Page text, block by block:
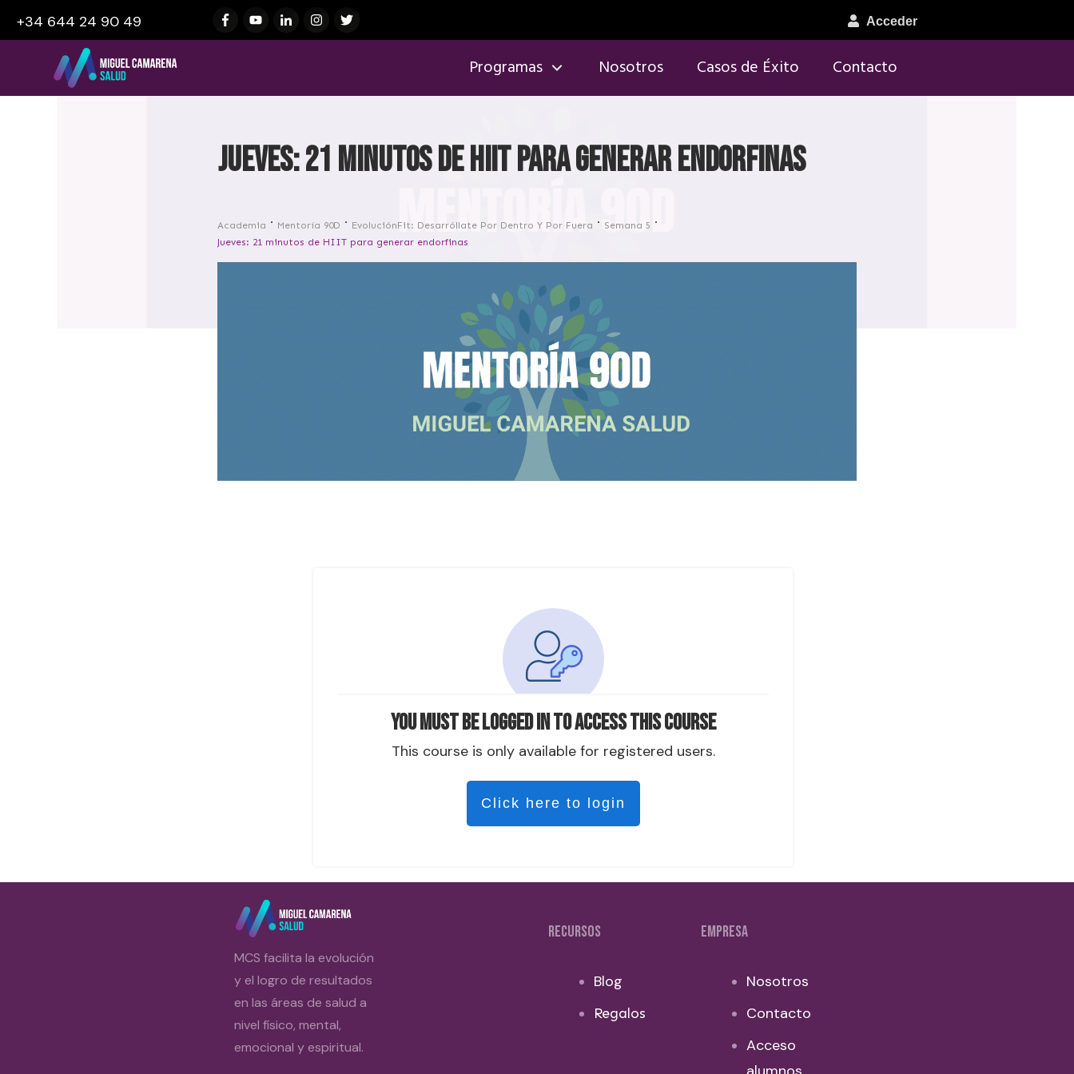
+34 644 24 90 49 Acceder
Programas Nosotros Casos de Éxito Contacto
Jueves: 21 minutos de HIIT para generar endorfinas
Academia Mentoría 90D EvoluciónFit: Desarróllate Por Dentro Y Por Fuera
Semana 5
Jueves: 21 minutos de HIIT para generar endorfinas
You must be logged in to access this course
This course is only available for registered users.
Click here to login
MCS facilita la evolución
y el logro de resultados
en las áreas de salud a
nivel físico, mental,
emocional y espiritual.
RECURSOS
Blog
Regalos
EMPRESA
Nosotros
Contacto
Acceso